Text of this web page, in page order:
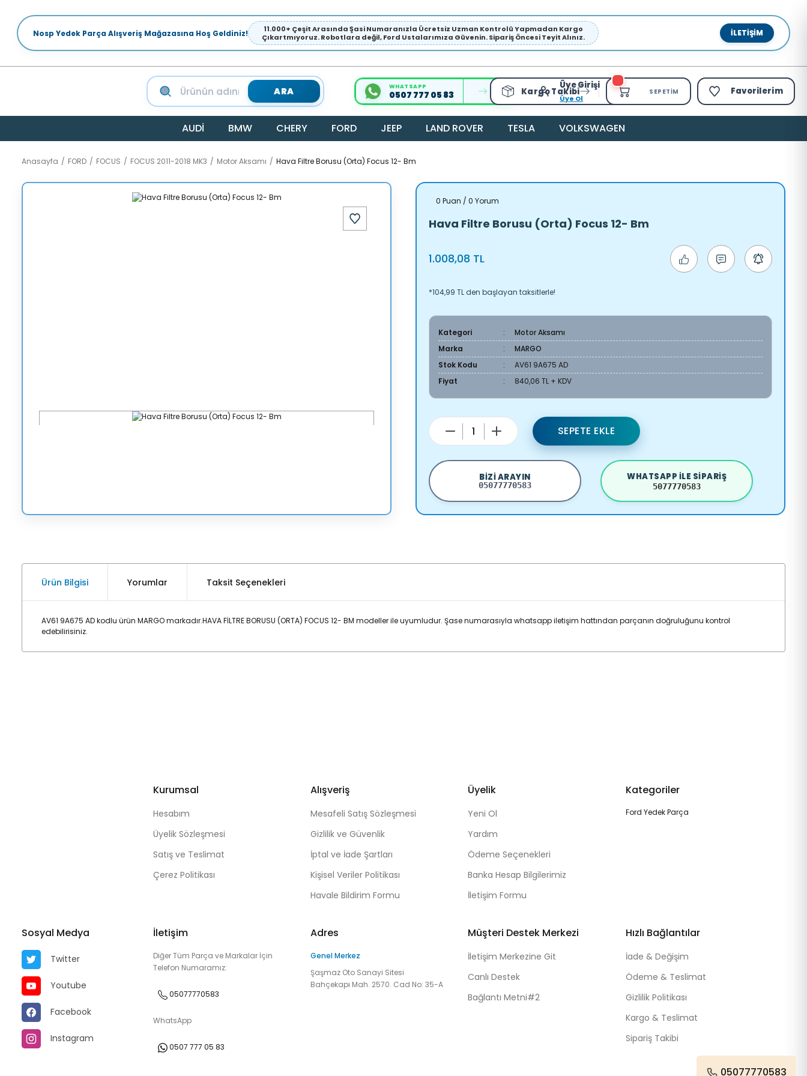
Nosp Yedek Parça Alışveriş Mağazasına Hoş Geldiniz!
11.000+ Çeşit Arasında Şasi Numaranızla Ücretsiz Uzman Kontrolü Yapmadan Kargo
Çıkartmıyoruz. Robotlara değil, Ford Ustalarımıza Güvenin. Sipariş Öncesi Teyit Alınız.
İLETIŞIM
ARA WHATSAPP
0507 777 05 83 Kargo Takibi
Üye Girişi
Üye Ol
SEPETIM Favorilerim
AUDİ BMW CHERY FORD JEEP LAND ROVER TESLA VOLKSWAGEN
Anasayfa FORD FOCUS FOCUS 2011-2018 MK3 Motor Aksamı Hava Filtre Borusu (Orta) Focus 12- Bm
0 Puan / 0 Yorum
Hava Filtre Borusu (Orta) Focus 12- Bm
1.008,08 TL
*104,99 TL den başlayan taksitlerle!
Kategori
Motor Aksamı
Marka
MARGO
Stok Kodu
AV61 9A675 AD
Fiyat
840,06 TL + KDV
SEPETE EKLE
BIZI ARAYIN
05077770583
WHATSAPP ILE SIPARIŞ
5077770583
Ürün Bilgisi Yorumlar Taksit Seçenekleri
AV61 9A675 AD kodlu ürün MARGO markadır.HAVA FİLTRE BORUSU (ORTA) FOCUS 12- BM modeller ile uyumludur. Şase numarasıyla whatsapp iletişim hattından parçanın doğruluğunu kontrol
edebilirisiniz.
Kurumsal
Hesabım
Üyelik Sözleşmesi
Satış ve Teslimat
Çerez Politikası
Alışveriş
Mesafeli Satış Sözleşmesi
Gizlilik ve Güvenlik
İptal ve İade Şartları
Kişisel Veriler Politikası
Havale Bildirim Formu
Üyelik
Yeni Ol
Yardım
Ödeme Seçenekleri
Banka Hesap Bilgilerimiz
İletişim Formu
Kategoriler
Ford Yedek Parça
Sosyal Medya
Twitter
Youtube
Facebook
Instagram
İletişim
Diğer Tüm Parça ve Markalar İçin
Telefon Numaramız:
05077770583
WhatsApp
0507 777 05 83
Adres
Genel Merkez
Şaşmaz Oto Sanayi Sitesi
Bahçekapı Mah. 2570. Cad No: 35-A
Müşteri Destek Merkezi
İletişim Merkezine Git
Canlı Destek
Bağlantı Metni#2
Hızlı Bağlantılar
İade & Değişim
Ödeme & Teslimat
Gizlilik Politikası
Kargo & Teslimat
Sipariş Takibi
05077770583